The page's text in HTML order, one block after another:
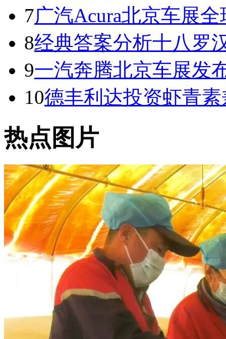
7广汽Acura北京车展
8经典答案分析十八罗
9一汽奔腾北京车展发
10德丰利达投资虾青
热点图片